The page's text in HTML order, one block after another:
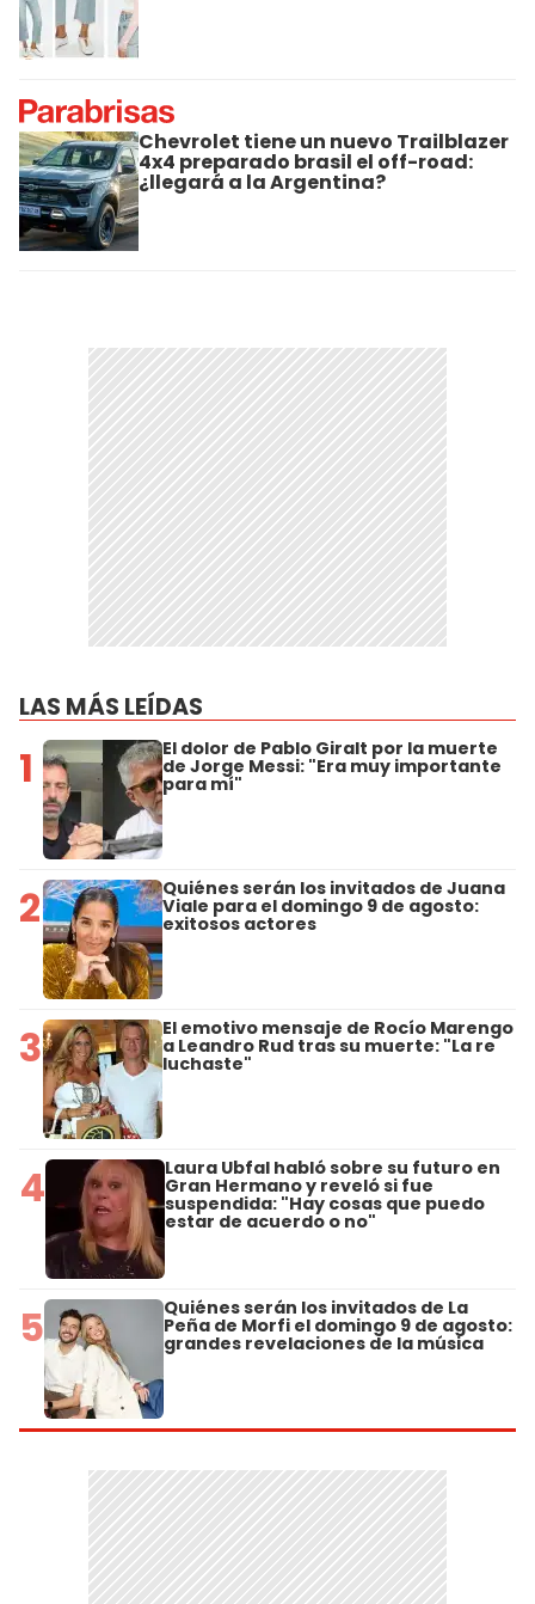
Chevrolet tiene un nuevo Trailblazer
4x4 preparado brasil el off-road:
¿llegará a la Argentina?
LAS MÁS LEÍDAS
1 El dolor de Pablo Giralt por la muerte
de Jorge Messi: "Era muy importante
para mí"
2 Quiénes serán los invitados de Juana
Viale para el domingo 9 de agosto:
exitosos actores
3 El emotivo mensaje de Rocío Marengo
a Leandro Rud tras su muerte: "La re
luchaste"
4 Laura Ubfal habló sobre su futuro en
Gran Hermano y reveló si fue
suspendida: "Hay cosas que puedo
estar de acuerdo o no"
5 Quiénes serán los invitados de La
Peña de Morfi el domingo 9 de agosto:
grandes revelaciones de la música